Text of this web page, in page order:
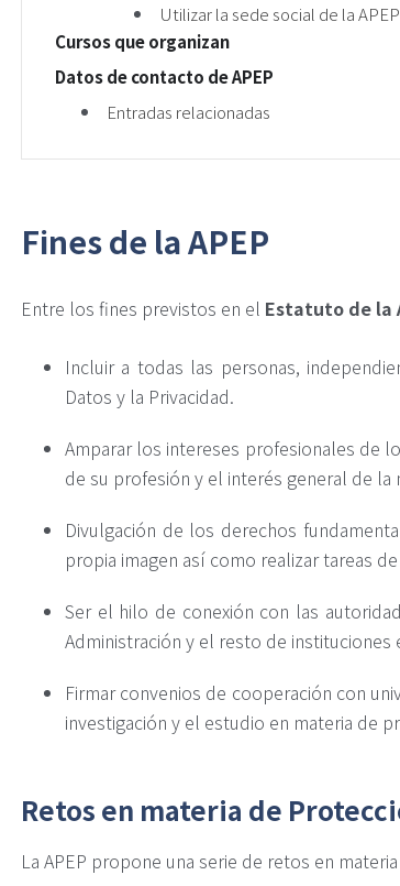
Utilizar la sede social de la APEP
Cursos que organizan
Datos de contacto de APEP
Entradas relacionadas
Fines de la APEP
Entre los fines previstos en el Estatuto de la
Incluir a todas las personas,
Datos y la Privacidad.
Amparar los intereses profesionales de
de su profesión y el interés general de la
Divulgación de los derechos
propia imagen así como realizar tareas
Ser el hilo de conexión con las
Administración y el resto de
Firmar convenios de cooperación con
investigación y el estudio en materia de
Retos en materia de
La APEP propone una serie de retos en